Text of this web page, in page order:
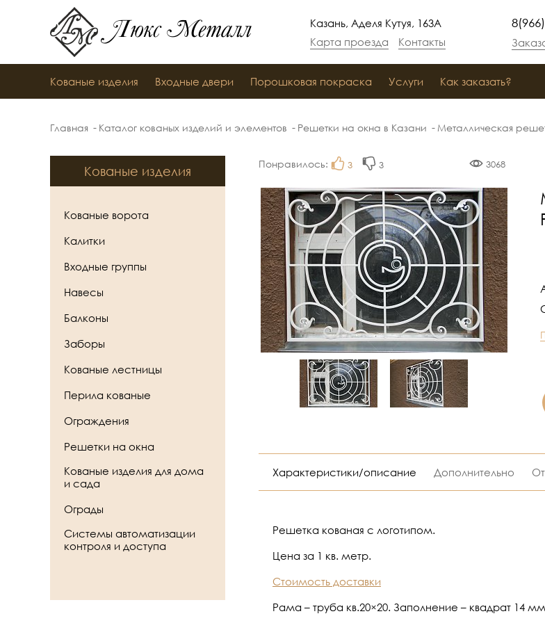
Люкс Металл
Казань, Аделя Кутуя, 163А
Карта проезда
Контакты
Кованые изделия Входные двери Порошковая покраска Услуги Как заказать?
Главная Каталог кованых изделий и элементов Решетки на окна в Казани Металлическая
Понравилось: 3 3 3068
Характеристики/описание Дополнительно
Решетка кованая с логотипом.
Цена за 1 кв. метр.
Стоимость доставки
Рама – труба кв.20×20. Заполнение – квадрат 14
Кованые изделия
Кованые ворота
Калитки
Входные группы
Навесы
Балконы
Заборы
Кованые лестницы
Перила кованые
Ограждения
Решетки на окна
Кованые изделия для дома
и сада
Ограды
Системы автоматизации
контроля и доступа